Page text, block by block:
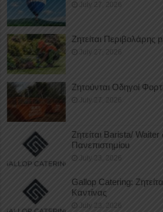
July 27, 2026
Ζητείται Περιβολάρης
July 27, 2026
Ζητούνται Οδηγοί
July 27, 2026
Ζητείται Barista/
Πανεπιστημίου
July 23, 2026
Gallop Catering:
Καντίνας
July 23, 2026